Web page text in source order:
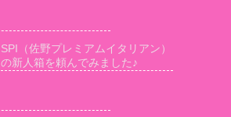
SPI（佐野プレミアムイタリアン）
の新人箱を頼んでみました♪